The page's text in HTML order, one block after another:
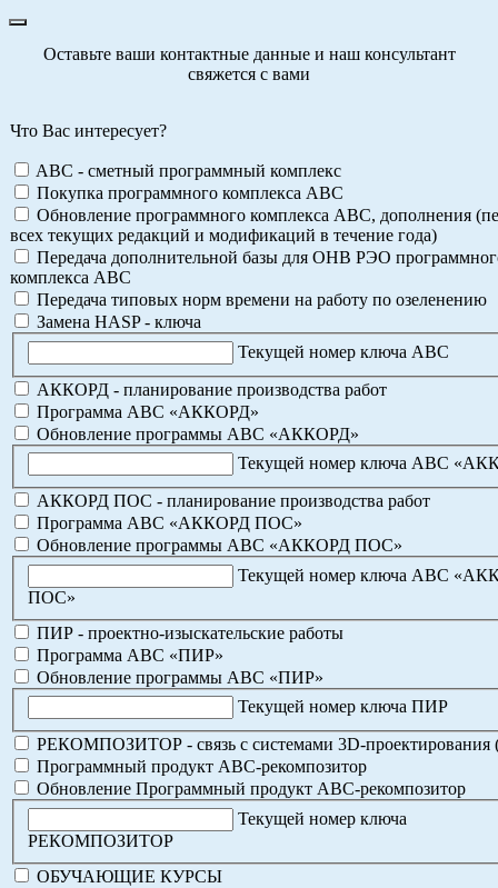
Оставьте ваши контактные данные и наш консультант
свяжется с вами
Что Вас интересует?
ABC - сметный программный комплекс
Покупка программного комплекса АВС
Обновление программного комплекса АВС, дополнения
всех текущих редакций и модификаций в течение года)
Передача дополнительной базы для ОНВ РЭО
комплекса АВС
Передача типовых норм времени на работу по озеленению
Замена HASP - ключа
Текущей номер ключа АВС
АККОРД - планирование производства работ
Программа АВС «АККОРД»
Обновление программы АВС «АККОРД»
Текущей номер ключа АВС
АККОРД ПОС - планирование производства работ
Программа АВС «АККОРД ПОС»
Обновление программы АВС «АККОРД ПОС»
Текущей номер ключа АВС
ПОС»
ПИР - проектно-изыскательские работы
Программа АВС «ПИР»
Обновление программы АВС «ПИР»
Текущей номер ключа ПИР
РЕКОМПОЗИТОР - связь с системами 3D-проектирования
Программный продукт АВС-рекомпозитор
Обновление Программный продукт АВС-рекомпозитор
Текущей номер ключа
РЕКОМПОЗИТОР
ОБУЧАЮЩИЕ КУРСЫ